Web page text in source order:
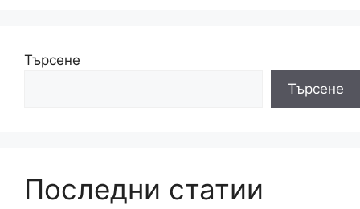
Търсене
Търсене
Последни статии